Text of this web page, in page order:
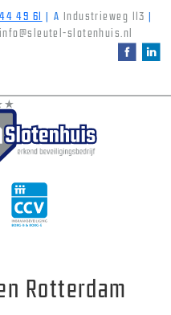
49 61 A Industrieweg 113
info@sleutel-slotenhuis.nl
Rotterdam